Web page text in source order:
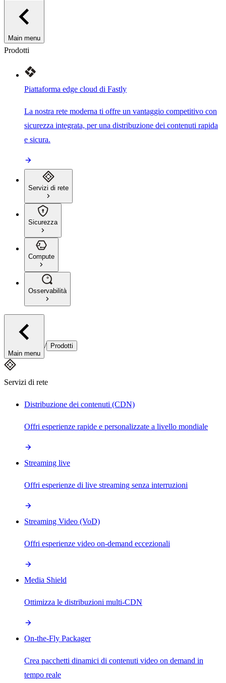
Main menu
Prodotti
Piattaforma edge cloud di Fastly
La nostra rete moderna ti offre un vantaggio competitivo con
sicurezza integrata, per una distribuzione dei contenuti rapida
e sicura.
Servizi di rete
Sicurezza
Compute
Osservabilità
Main menu
/ Prodotti
Servizi di rete
Distribuzione dei contenuti (CDN)
Offri esperienze rapide e personalizzate a livello mondiale
Streaming live
Offri esperienze di live streaming senza interruzioni
Streaming Video (VoD)
Offri esperienze video on-demand eccezionali
Media Shield
Ottimizza le distribuzioni multi-CDN
On-the-Fly Packager
Crea pacchetti dinamici di contenuti video on demand in
tempo reale